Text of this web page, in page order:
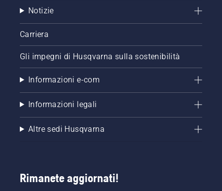
Notizie
Carriera
Gli impegni di Husqvarna sulla sostenibilità
Informazioni e-com
Informazioni legali
Altre sedi Husqvarna
Rimanete aggiornati!